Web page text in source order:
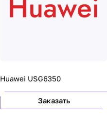
Huawei USG6350
Заказать